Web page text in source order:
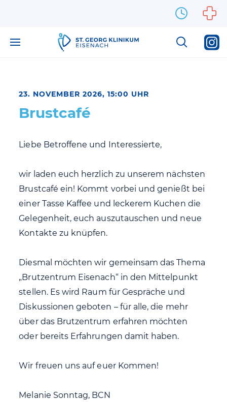
23. NOVEMBER 2026, 15:00 UHR
Brustcafé
Liebe Betroffene und Interessierte,
wir laden euch herzlich zu unserem nächsten
Brustcafé ein! Kommt vorbei und genießt bei
einer Tasse Kaffee und leckerem Kuchen die
Gelegenheit, euch auszutauschen und neue
Kontakte zu knüpfen.
Diesmal möchten wir gemeinsam das Thema
„Brutzentrum Eisenach“ in den Mittelpunkt
stellen. Es wird Raum für Gespräche und
Diskussionen geboten – für alle, die mehr
über das Brutzentrum erfahren möchten
oder bereits Erfahrungen damit haben.
Wir freuen uns auf euer Kommen!
Melanie Sonntag, BCN